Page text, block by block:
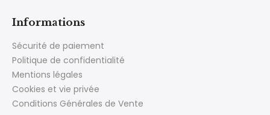
Informations
Sécurité de paiement
Politique de confidentialité
Mentions légales
Cookies et vie privée
Conditions Générales de Vente